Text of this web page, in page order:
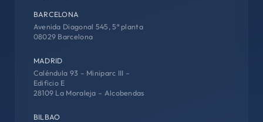
BARCELONA
Avenida Diagonal 545, 5ª planta
08029 Barcelona
MADRID
Caléndula 93 – Miniparc III –
Edificio E
28109 La Moraleja – Alcobendas
BILBAO